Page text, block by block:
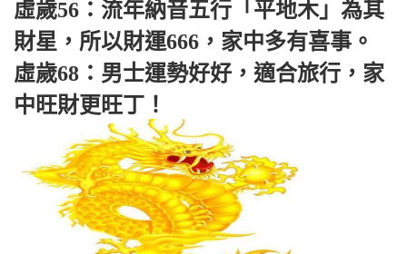
虛歲56：流年納音五行「平地木」為其
財星，所以財運666，家中多有喜事。
虛歲68：男士運勢好好，適合旅行，家
中旺財更旺丁！